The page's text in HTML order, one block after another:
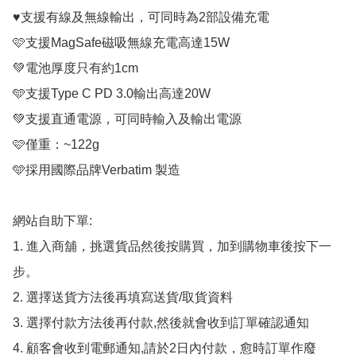
♥️支援有線及無線輸出，可同時為2部設備充電
🩷支援MagSafe磁吸無線充電高達15W
💚電池厚度只有約1cm
🩵支援Type C PD 3.0輸出高達20W
💚支援直通電源，可同時輸入及輸出電源
🩷僅重：~122g
🩵採用國際品牌Verbatim 製造
網站自助下單:
1. 進入商舖，挑選貨品然後按購買，加到購物車後按下一
步。
2. 選擇送貨方法後再填寫送貨/取貨資料
3. 選擇付款方法後再付款,然後就會收到訂單確認通知
4. 顧客會收到電郵通知,請於2日內付款，愈時訂單作廢